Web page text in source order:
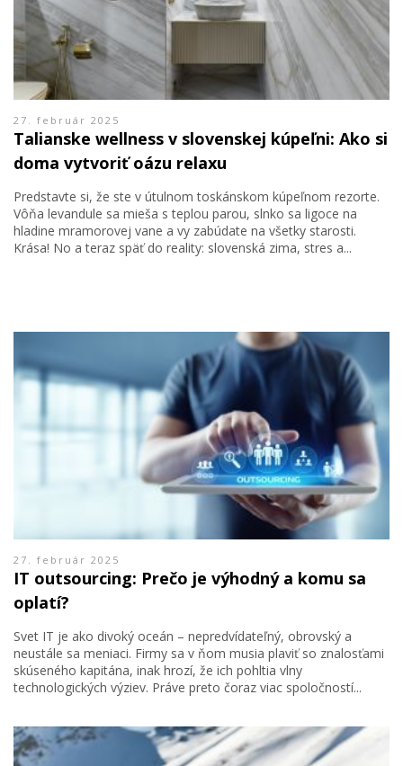
27. február 2025
Talianske wellness v slovenskej kúpeľni: Ako si
doma vytvoriť oázu relaxu
Predstavte si, že ste v útulnom toskánskom kúpeľnom rezorte.
Vôňa levandule sa mieša s teplou parou, slnko sa ligoce na
hladine mramorovej vane a vy zabúdate na všetky starosti.
Krása! No a teraz späť do reality: slovenská zima, stres a...
27. február 2025
IT outsourcing: Prečo je výhodný a komu sa
oplatí?
Svet IT je ako divoký oceán – nepredvídateľný, obrovský a
neustále sa meniaci. Firmy sa v ňom musia plaviť so znalosťami
skúseného kapitána, inak hrozí, že ich pohltia vlny
technologických výziev. Práve preto čoraz viac spoločností...